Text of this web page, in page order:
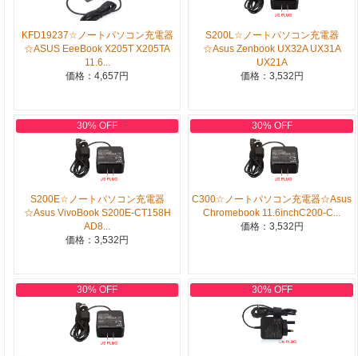
KFD19237☆ノートパソコン充電器
☆ASUS EeeBook X205T X205TA
11.6...
価格：4,657円
S200L☆ノートパソコン充電器
☆Asus Zenbook UX32A UX31A
UX21A
価格：3,532円
30% OFF
S200E☆ノートパソコン充電器
☆Asus VivoBook S200E-CT158H
AD8...
価格：3,532円
30% OFF
C300☆ノートパソコン充電器☆Asus
Chromebook 11.6inchC200-C...
価格：3,532円
30% OFF 30% OFF